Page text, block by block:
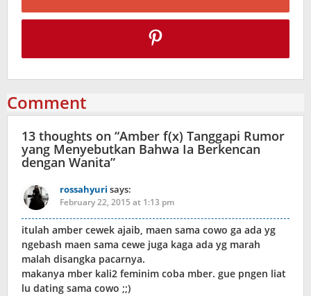
Comment
13 thoughts on “Amber f(x) Tanggapi Rumor
yang Menyebutkan Bahwa Ia Berkencan
dengan Wanita”
rossahyuri says:
February 22, 2015 at 1:13 pm
itulah amber cewek ajaib, maen sama cowo ga ada yg
ngebash maen sama cewe juga kaga ada yg marah
malah disangka pacarnya.
makanya mber kali2 feminim coba mber. gue pngen liat
lu dating sama cowo ;;)